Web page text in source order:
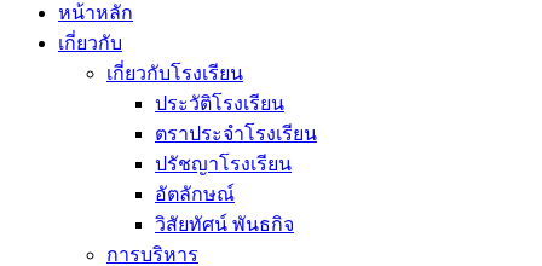
หน้าหลัก
เกี่ยวกับ
เกี่ยวกับโรงเรียน
ประวัติโรงเรียน
ตราประจำโรงเรียน
ปรัชญาโรงเรียน
อัตลักษณ์
วิสัยทัศน์ พันธกิจ
การบริหาร